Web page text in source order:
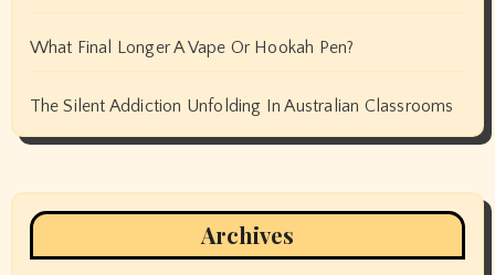
What Final Longer A Vape Or Hookah Pen?
The Silent Addiction Unfolding In Australian Classrooms
Archives